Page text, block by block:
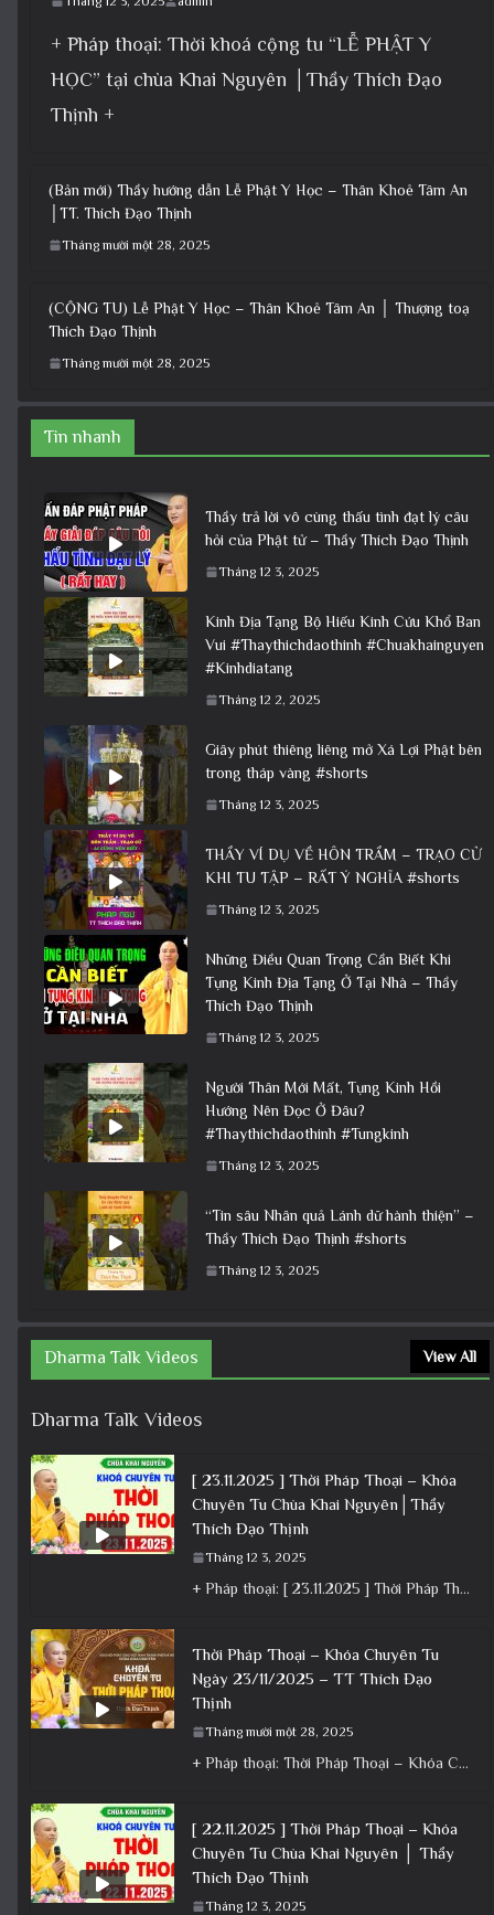
+ Pháp thoại: Thời khoá cộng tu “LỄ PHẬT Y
HỌC” tại chùa Khai Nguyên │Thầy Thích Đạo
Thịnh +
(Bản mới) Thầy hướng dẫn Lễ Phật Y Học – Thân Khoẻ Tâm An
│TT. Thích Đạo Thịnh
Tháng mười một 28, 2025
(CỘNG TU) Lễ Phật Y Học – Thân Khoẻ Tâm An │ Thượng toạ
Thích Đạo Thịnh
Tháng mười một 28, 2025
Tin nhanh
Thầy trả lời vô cùng thấu tình đạt lý câu
hỏi của Phật tử – Thầy Thích Đạo Thịnh
Tháng 12 3, 2025
Kinh Địa Tạng Bộ Hiếu Kinh Cứu Khổ Ban
Vui #Thaythichdaothinh #Chuakhainguyen
#Kinhdiatang
Tháng 12 2, 2025
Giây phút thiêng liêng mở Xá Lợi Phật bên
trong tháp vàng #shorts
Tháng 12 3, 2025
THẦY VÍ DỤ VỀ HÔN TRẦM – TRẠO CỬ
KHI TU TẬP – RẤT Ý NGHĨA #shorts
Tháng 12 3, 2025
Những Điều Quan Trọng Cần Biết Khi
Tụng Kinh Địa Tạng Ở Tại Nhà – Thầy
Thích Đạo Thịnh
Tháng 12 3, 2025
Người Thân Mới Mất, Tụng Kinh Hồi
Hướng Nên Đọc Ở Đâu?
#Thaythichdaothinh #Tungkinh
Tháng 12 3, 2025
“Tin sâu Nhân quả Lánh dữ hành thiện” –
Thầy Thích Đạo Thịnh #shorts
Tháng 12 3, 2025
Dharma Talk Videos View All
Dharma Talk Videos
[ 23.11.2025 ] Thời Pháp Thoại – Khóa
Chuyên Tu Chùa Khai Nguyên│Thầy
Thích Đạo Thịnh
Tháng 12 3, 2025
+ Pháp thoại: [ 23.11.2025 ] Thời Pháp Thoại – Khóa Chuyên Tu Chùa Khai Nguyên│Thầy Thích Đạo Thịnh +
Thời Pháp Thoại – Khóa Chuyên Tu
Ngày 23/11/2025 – TT Thích Đạo
Thịnh
Tháng mười một 28, 2025
+ Pháp thoại: Thời Pháp Thoại – Khóa Chuyên Tu Ngày 23/11/2025 – TT Thích Đạo Thịnh + Album: Pháp
[ 22.11.2025 ] Thời Pháp Thoại – Khóa
Chuyên Tu Chùa Khai Nguyên │ Thầy
Thích Đạo Thịnh
Tháng 12 3, 2025